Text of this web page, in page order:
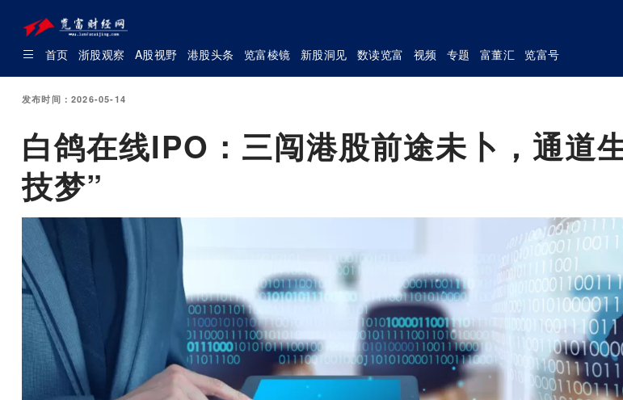
首页 浙股观察 A股视野 港股头条 览富棱镜 新股洞见 数读览富 视频 专题 富董汇 览富号
发布时间：2026-05-14
白鸽在线IPO：三闯港股前途未卜，通道
技梦”